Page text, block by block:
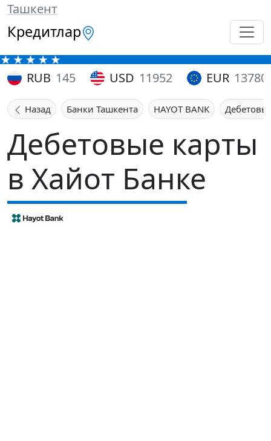
Ташкент
Кредитлар
RUB 145 USD 11952 EUR 13780
Назад Банки Ташкента HAYOT BANK
Дебетовые карты
в Хайот Банке